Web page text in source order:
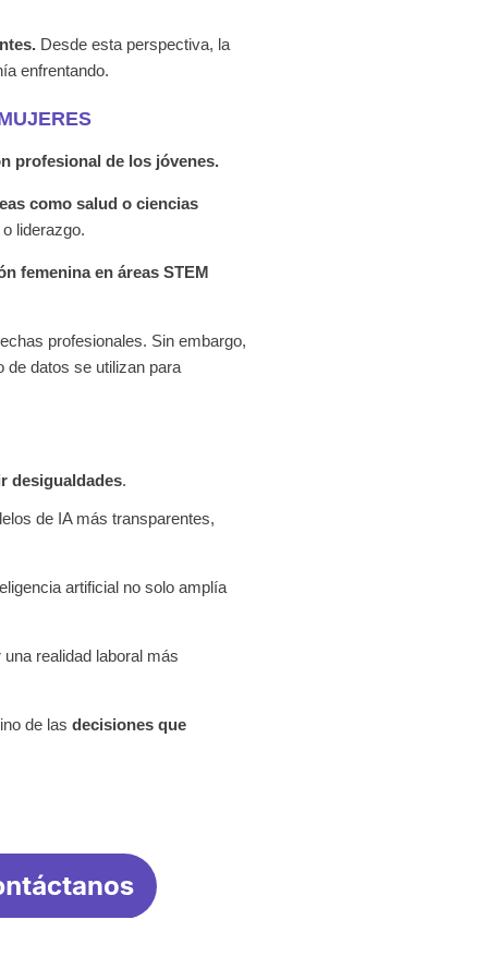
Desde esta perspectiva, la
enfrentando.
profesional de los jóvenes.
como salud o ciencias
liderazgo.
femenina en áreas STEM
profesionales. Sin embargo,
de datos se utilizan para
desigualdades.
de IA más transparentes,
artificial no solo amplía
realidad laboral más
de las decisiones que